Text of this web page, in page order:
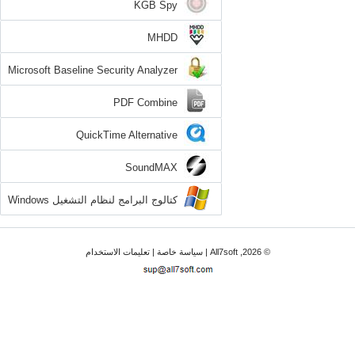
KGB Spy
MHDD
Microsoft Baseline Security Analyzer
PDF Combine
QuickTime Alternative
SoundMAX
كتالوج البرامج لنظام التشغيل Windows
7
© 2026, All7soft | سياسة خاصة|تعليمات الاستخدام